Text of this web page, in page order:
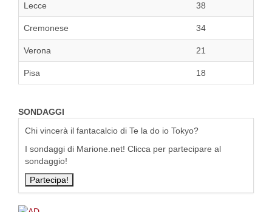
Lecce 38
Cremonese 34
Verona 21
Pisa 18
SONDAGGI
Chi vincerà il fantacalcio di Te la do io Tokyo?
I sondaggi di Marione.net! Clicca per partecipare al
sondaggio!